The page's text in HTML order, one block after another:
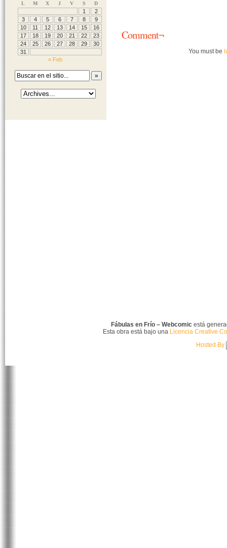
L M X J V S D
1
2
3
4 5 6 7 8
9
10
11 12 13 14 15
16
17
18 19 20 21 22
23
24
25 26 27 28 29
30
31
« Feb
Comment¬
You must be
Fábulas en Frío – Webcomicestá
Esta obra está bajo una Licencia Creative
Hosted By